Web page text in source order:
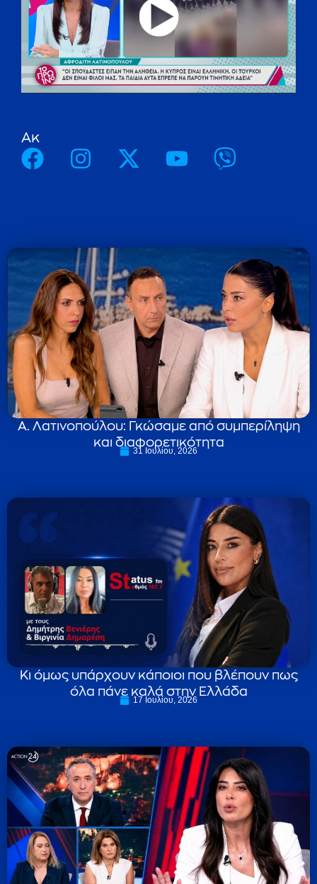
Aκ
Α. Λατινοπούλου: Γκώσαμε από συμπερίληψη
και διαφορετικότητα
31 Ιουλίου, 2026
Κι όμως υπάρχουν κάποιοι που βλέπουν πως
όλα πάνε καλά στην Ελλάδα
17 Ιουλίου, 2026